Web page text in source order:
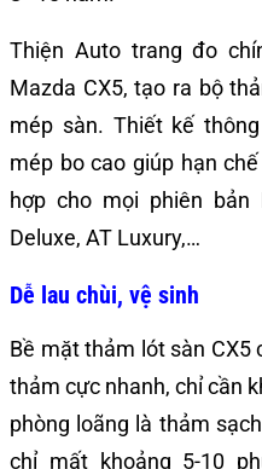
Thiện Auto trang đo
Mazda CX5, tạo ra bộ
mép sàn. Thiết kế
mép bo cao giúp hạn
hợp cho mọi phiên bản
Deluxe, AT Luxury,…
Dễ lau chùi, vệ sinh
Bề mặt thảm lót sàn CX5
thảm cực nhanh, chỉ cần
phòng loãng là thảm
chỉ mất khoảng 5-10